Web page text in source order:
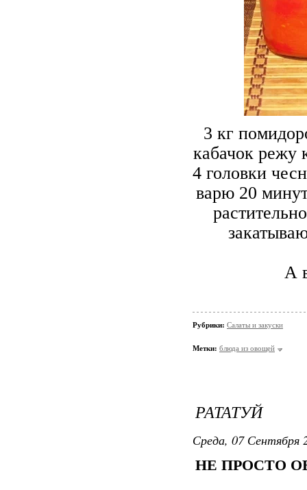
3 кг
кабачок режу
4 головки
варю 20
А
Рубрики: Салаты и закуски
Метки: блюда из овощей
РАТАТУЙ
Среда, 07 Сентября
НЕ ПРОСТО